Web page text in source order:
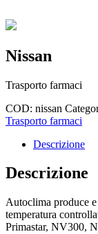
Nissan
Trasporto farmaci
COD: nissan
Trasporto farmaci
Descrizione
Descrizione
Autoclima produce
temperatura
Primastar, NV300,